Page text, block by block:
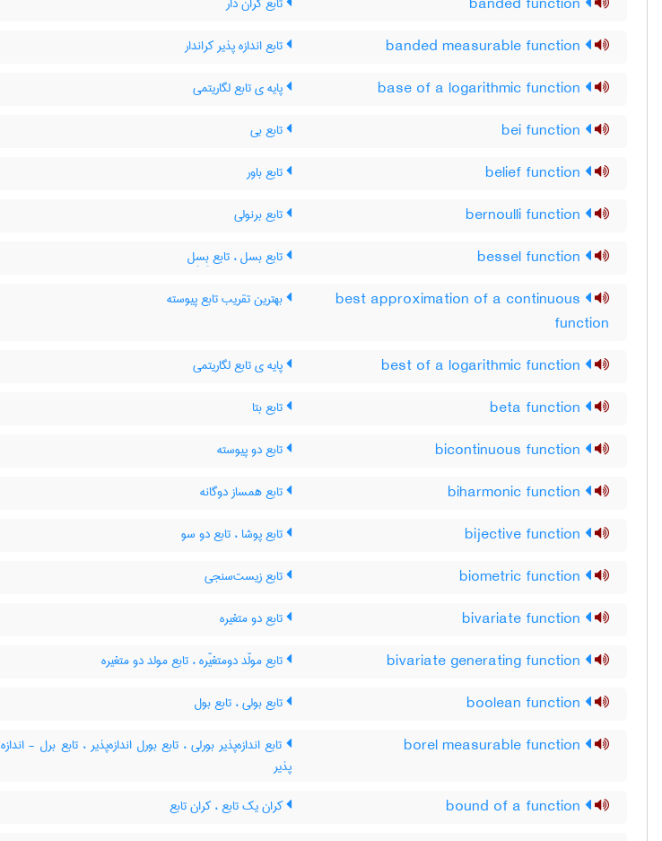
تابع اندازه پذیر کراندار
پایه ی تابع لگاریتمی
تابع بی
تابع باور
تابع برنولی
تابع بسل ، تابع بِسِل
best approximation of a continuous
function
بهترین تقریب تابع پیوسته
پایه ی تابع لگاریتمی
تابع بتا
تابع دو پیوسته
تابع همساز دوگانه
تابع پوشا ، تابع دو سو
تابع زیست‌سنجی
تابع دو متغیره
تابع مولّد دومتغیّره ، تابع مولد دو متغیره
تابع بولی ، تابع بول
تابع اندازه‌پذیر بورلی ، تابع بورل اندازه‌پذیر ، تابع برل - اندازه
پذیر
کران یک تابع ، کران تابع